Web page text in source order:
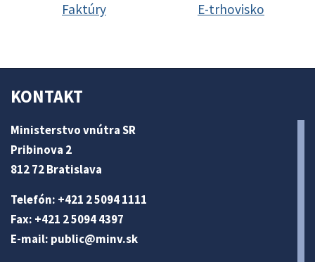
Faktúry E-trhovisko
KONTAKT
Ministerstvo vnútra SR
Pribinova 2
812 72 Bratislava
Telefón: +421 2 5094 1111
Fax: +421 2 5094 4397
E-mail: public@minv.sk